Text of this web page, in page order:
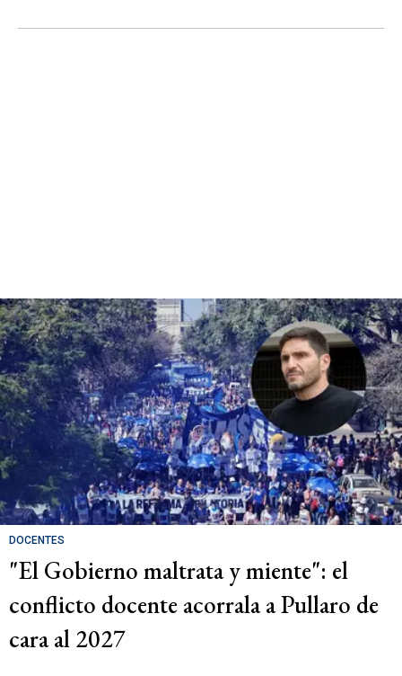
DOCENTES
"El Gobierno maltrata y miente": el
conflicto docente acorrala a Pullaro de
cara al 2027